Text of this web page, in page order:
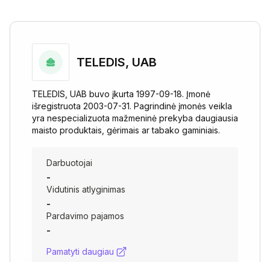
TELEDIS, UAB
TELEDIS, UAB buvo įkurta 1997-09-18. Įmonė
išregistruota 2003-07-31. Pagrindinė įmonės veikla
yra nespecializuota mažmeninė prekyba daugiausia
maisto produktais, gėrimais ar tabako gaminiais.
Darbuotojai
-
Vidutinis atlyginimas
-
Pardavimo pajamos
-
Pamatyti daugiau